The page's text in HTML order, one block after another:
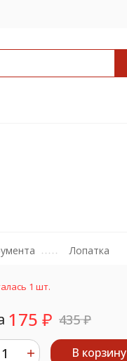
Лопатка
1 шт.
175 ₽ 435₽
В корзину